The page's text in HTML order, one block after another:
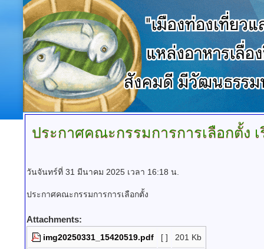
ประกาศคณะกรรมการการเลือกตั้ง
วันจันทร์ที่ 31 มีนาคม 2025 เวลา 16:18 น.
ประกาศคณะกรรมการการเลือกตั้ง
Attachments:
img20250331_15420519.pdf [ ] 201 Kb